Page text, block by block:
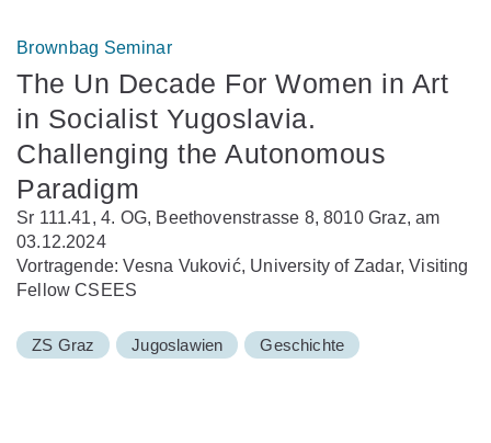
Brownbag Seminar
The Un Decade For Women in Art
in Socialist Yugoslavia.
Challenging the Autonomous
Paradigm
Sr 111.41, 4. OG, Beethovenstrasse 8, 8010 Graz, am
03.12.2024
Vortragende: Vesna Vuković, University of Zadar, Visiting
Fellow CSEES
ZS Graz Jugoslawien Geschichte